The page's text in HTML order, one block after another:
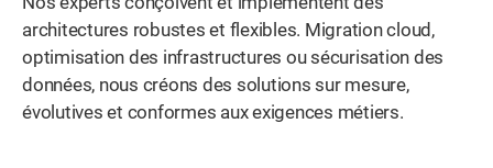
architectures robustes et flexibles. Migration cloud,
optimisation des infrastructures ou sécurisation des
données, nous créons des solutions sur mesure,
évolutives et conformes aux exigences métiers.